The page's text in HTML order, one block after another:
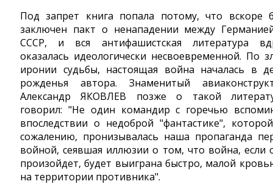
Под запрет книга попала потому, что вскоре
заключен пакт о ненападении между
СССР, и вся антифашистcкая литература
оказалась идеологически несвоевременной. По
иронии судьбы, настоящая война началась в
рожденья автора. Знаменитый
Александр ЯКОВЛЕВ позже о такой
говорил: "Не один командир с горечью
впоследствии о недоброй "фантастике",
сожалению, пронизывалась наша пропаганда
войной, сеявшая иллюзии о том, что война, если
произойдет, будет выиграна быстро, малой
на территории противника".